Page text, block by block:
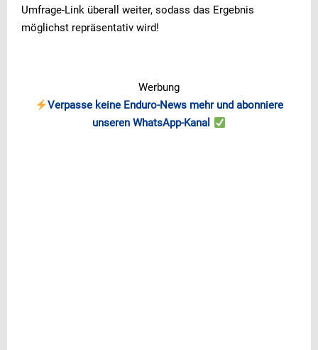
Umfrage-Link überall weiter, sodass das Ergebnis
möglichst repräsentativ wird!
Werbung
Verpasse keine Enduro-News mehr und abonniere
unseren WhatsApp-Kanal